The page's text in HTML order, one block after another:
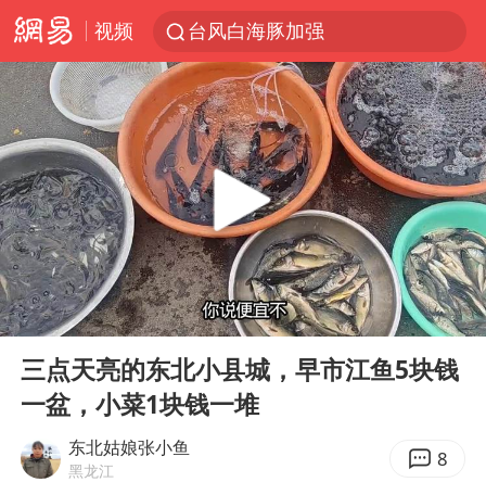
视频
台风白海豚加强
日本试射“战斧”导弹，国防部回应
曝韩国足协为外籍裁判员安排色情招待
刘国正说向鹏打得很窝囊
四川宜宾市高县4.9级地震致1人死亡
向鹏0-3不敌张本智和
“新疆阿勒泰八月能滑雪”不实
我国外贸延续良好增长态势
山东一元代青花杯离奇失踪
陈幸同晋级WTT横滨冠军赛8强
Play
00:00 03:07
三点天亮的东北小县城，早市江鱼5块钱
一盆，小菜1块钱一堆
东北姑娘张小鱼
黑龙江 8